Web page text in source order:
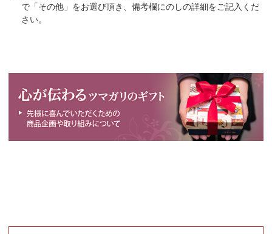
で「その他」をお選び頂き、備考欄にのしの詳細をご記入くだ
さい。